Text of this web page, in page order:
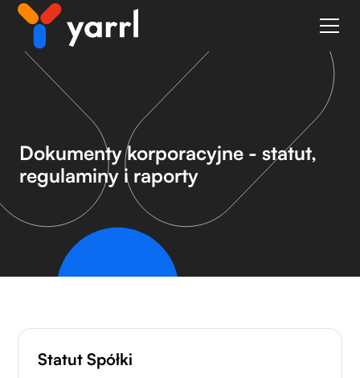
Dokumenty korporacyjne - statut,
regulaminy i raporty
Statut Spółki